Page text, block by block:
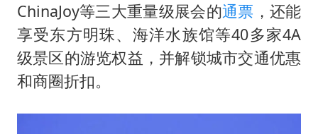
ChinaJoy等三大重量级展会的通票 ，还能
享受东方明珠、海洋水族馆等40多家4A
级景区的游览权益，并解锁城市交通优惠
和商圈折扣。